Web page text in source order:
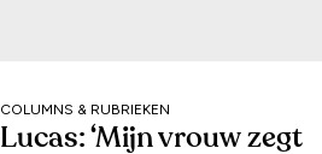
COLUMNS & RUBRIEKEN
Lucas: ‘Mijn vrouw zegt